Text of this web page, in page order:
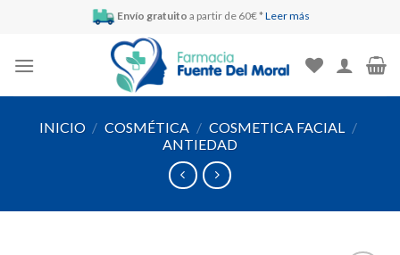
Envío gratuito a partir de 60€ * Leer más
INICIO / COSMÉTICA / COSMETICA FACIAL /
ANTIEDAD